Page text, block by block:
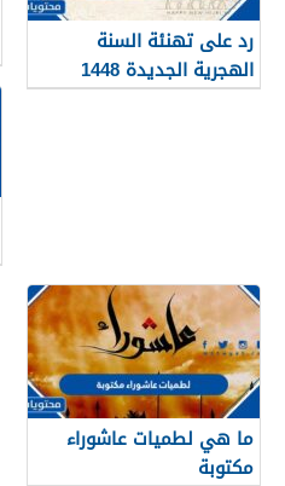
رد على تهنئة السنة
الهجرية الجديدة 1448
ما هي لطميات عاشوراء
مكتوبة